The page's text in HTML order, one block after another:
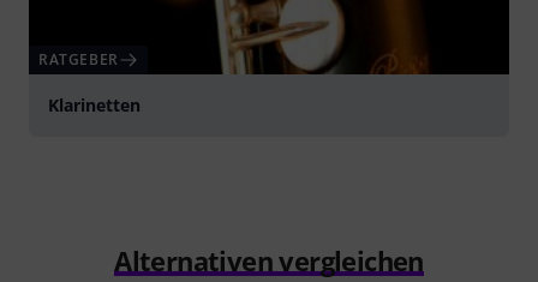
RATGEBER
Klarinetten
Alternativen vergleichen